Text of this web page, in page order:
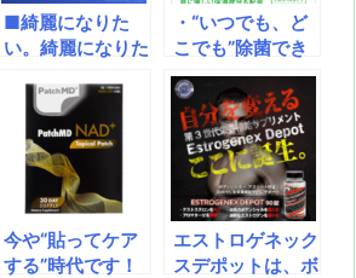
■綺麗になりた
い。綺麗になりた
の原因メラニンを
抑制♪あのトラン
シーノと同成分ト
ラネキサム酸を配
合しています。
・“いつでも、ど
こでも”除菌でき
る！・肌にもとっ
てもやさしい！・
衛生面にも配慮！
身のまわりのも
の、なんでも除
菌！衛生的な使い
切りタイプ
今や“貼ってケア
する”時代です！
エストロゲネック
スデポットは、ボ